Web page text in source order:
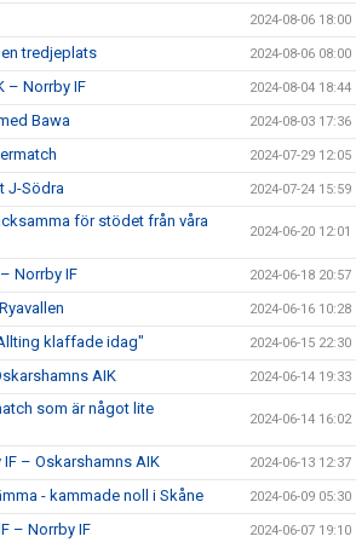
2024-08-06 18:00
tredjeplats 2024-08-06 08:00
– Norrby IF 2024-08-04 18:44
Bawa 2024-08-03 17:36
2024-07-29 12:05
J-Södra 2024-07-24 15:59
för stödet från våra
2024-06-20 12:01
Norrby IF 2024-06-18 20:57
2024-06-16 10:28
klaffade idag" 2024-06-15 22:30
AIK 2024-06-14 19:33
som är något lite
2024-06-14 16:02
– Oskarshamns AIK 2024-06-13 12:37
- kammade noll i Skåne 2024-06-09 05:30
– Norrby IF 2024-06-07 19:10